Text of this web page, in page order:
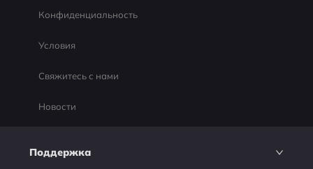
Конфиденциальность
Условия
Свяжитесь с нами
Новости
Поддержка